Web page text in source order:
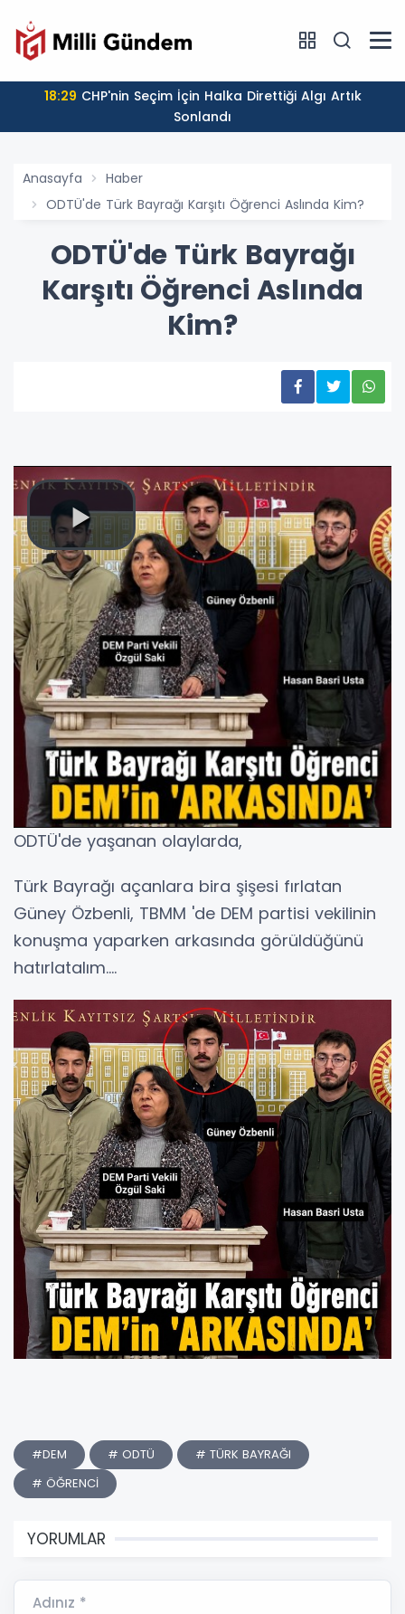
18:29
Sonlandı
Anasayfa
Haber
ODTÜ'de Türk Bayrağı Karşıtı Öğrenci Aslında Kim?
ODTÜ'de Türk Bayrağı
Karşıtı Öğrenci Aslında
Kim?
ODTÜ'de yaşanan olaylarda,
Türk Bayrağı açanlara bira şişesi fırlatan
Güney Özbenli, TBMM 'de DEM partisi vekilinin
konuşma yaparken arkasında görüldüğünü
hatırlatalım....
#DEM # ODTÜ
# TÜRK BAYRAĞI
# ÖĞRENCİ
YORUMLAR
Adınız *